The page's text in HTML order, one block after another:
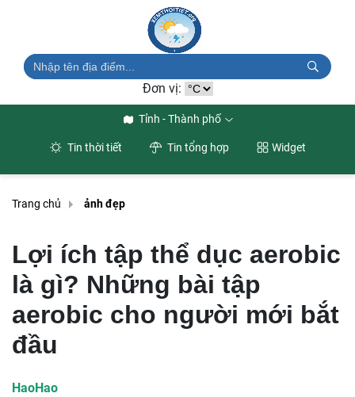
Đơn vị:
Tỉnh - Thành phố
Tin thời tiết Tin tổng hợp Widget
Trang chủ ảnh đẹp
Lợi ích tập thể dục aerobic
là gì? Những bài tập
aerobic cho người mới bắt
đầu
HaoHao